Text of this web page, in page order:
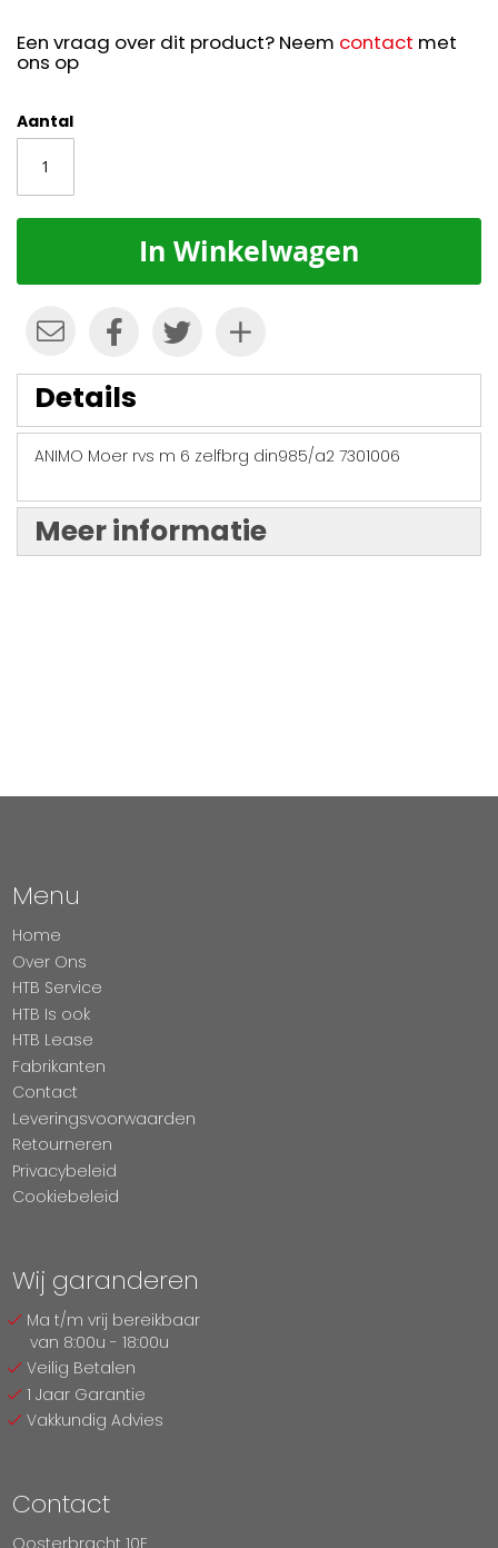
Een vraag over dit product? Neem contact met
ons op
Aantal
In Winkelwagen
Details
ANIMO Moer rvs m 6 zelfbrg din985/a2 7301006
Meer informatie
Menu
Home
Over Ons
HTB Service
HTB Is ook
HTB Lease
Fabrikanten
Contact
Leveringsvoorwaarden
Retourneren
Privacybeleid
Cookiebeleid
Wij garanderen
Ma t/m vrij bereikbaar
van 8:00u - 18:00u
Veilig Betalen
1 Jaar Garantie
Vakkundig Advies
Contact
Oosterbracht 10E